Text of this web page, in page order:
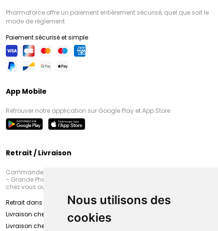
Nous utilisons des
cookies
Pharmaforce offre un paiement entièrement sécurisé, quel que soit le
mode de règlement
Paiement sécurisé et simple
App Mobile
Retrouver notre application sur Google Play et App Store
Retrait / Livraison
Commandez en ligne et venez chercher votre commande à Amiens
- Grande Pharmacie d’Amiens (Fachon) ou recevez-là rapidement
chez vous ou en point retrait
Retrait dans la pharmacie d’Amiens
Livraison chez vous
Livraison chez votre commerçant